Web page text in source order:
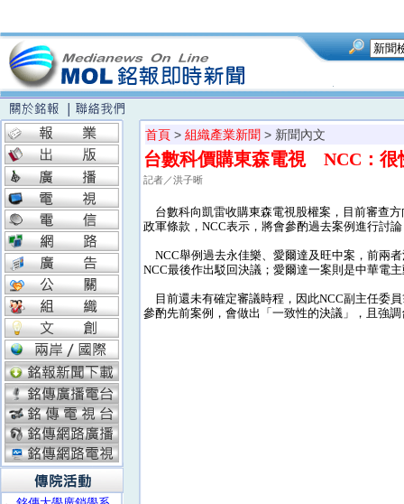
首頁 > 組織產業新聞 > 新聞內文
台數科價購東森電視 NCC：很
記者／洪子晰
台數科向凱雷收購東森電視股權案，目前審查
政軍條款，NCC表示，將會參酌過去案例進行討
NCC舉例過去永佳樂、愛爾達及旺中案，前兩
NCC最後作出駁回決議；愛爾達一案則是中華電
目前還未有確定審議時程，因此NCC副主任委
參酌先前案例，會做出「一致性的決議」，且強